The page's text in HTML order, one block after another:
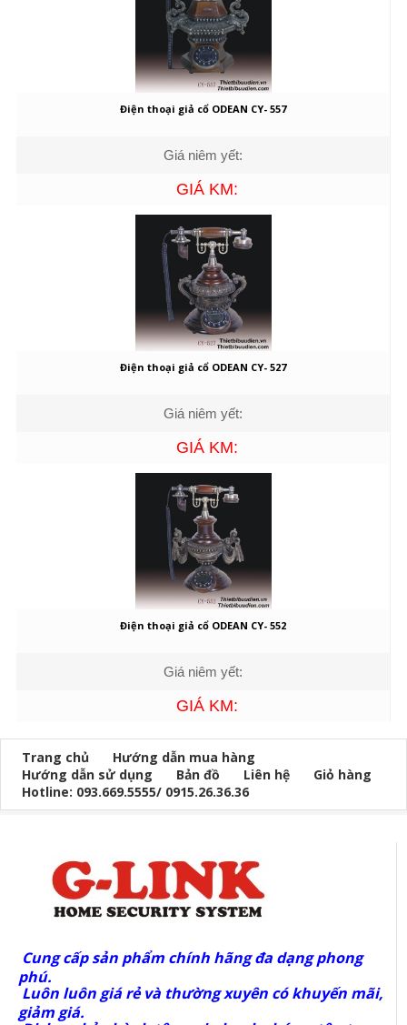
Điện thoại giả cổ ODEAN CY- 557
Giá niêm yết:
GIÁ KM:
Điện thoại giả cổ ODEAN CY- 527
Giá niêm yết:
GIÁ KM:
Điện thoại giả cổ ODEAN CY- 552
Giá niêm yết:
GIÁ KM:
Trang chủ
Hướng dẫn mua hàng
Hướng dẫn sử dụng
Bản đồ Liên hệ
Giỏ hàng
Hotline: 093.669.5555/ 0915.26.36.36
Cung cấp sản phẩm chính hãng đa dạng phong
phú.
Luôn luôn giá rẻ và thường xuyên có khuyến mãi,
giảm giá.